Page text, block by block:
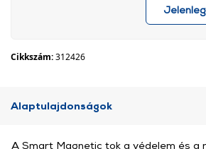
Cikkszám:312426
Alaptulajdonságok
A Smart Magnetic tok a védelem és a